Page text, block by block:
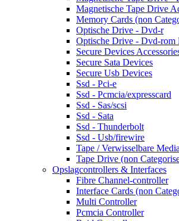
Magnetische Tape Drive
Memory Cards (non
Optische Drive - Dvd-r
Optische Drive - Dvd-rom
Secure Devices
Secure Sata Devices
Secure Usb Devices
Ssd - Pci-e
Ssd - Pcmcia/expresscard
Ssd - Sas/scsi
Ssd - Sata
Ssd - Thunderbolt
Ssd - Usb/firewire
Tape / Verwisselbare
Tape Drive (non
Opslagcontrollers & Interfaces
Fibre Channel-controller
Interface Cards (non
Multi Controller
Pcmcia Controller